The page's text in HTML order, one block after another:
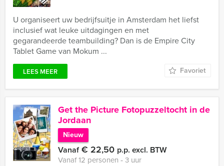
U organiseert uw bedrijfsuitje in Amsterdam het liefst
inclusief wat leuke uitdagingen en met
gegarandeerde teambuilding? Dan is de Empire City
Tablet Game van Mokum ...
LEES MEER Favoriet
Get the Picture Fotopuzzeltocht in de
Jordaan
Nieuw
Vanaf€ 22,50 p.p. excl. BTW
Vanaf 12 personen ‐ 3 uur